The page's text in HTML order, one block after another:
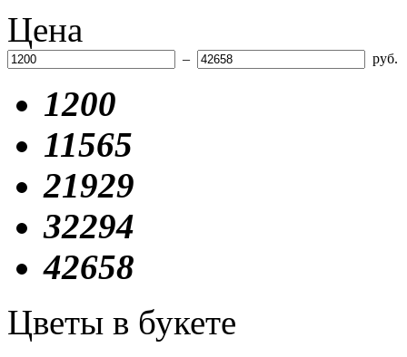
Цена
– руб.
1200
11565
21929
32294
42658
Цветы в букете